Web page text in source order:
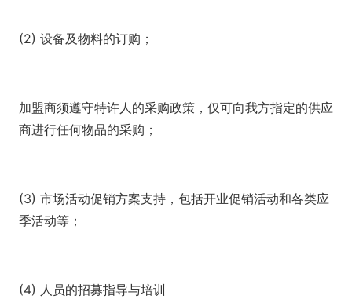
(2) 设备及物料的订购；
加盟商须遵守特许人的采购政策，仅可向我方指定的供应
商进行任何物品的采购；
(3) 市场活动促销方案支持，包括开业促销活动和各类应
季活动等；
(4) 人员的招募指导与培训